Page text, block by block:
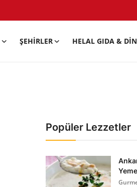
ŞEHIRLER HELAL GIDA &
Popüler Lezzetler